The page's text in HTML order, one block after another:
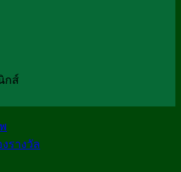
กส์
รางวัล